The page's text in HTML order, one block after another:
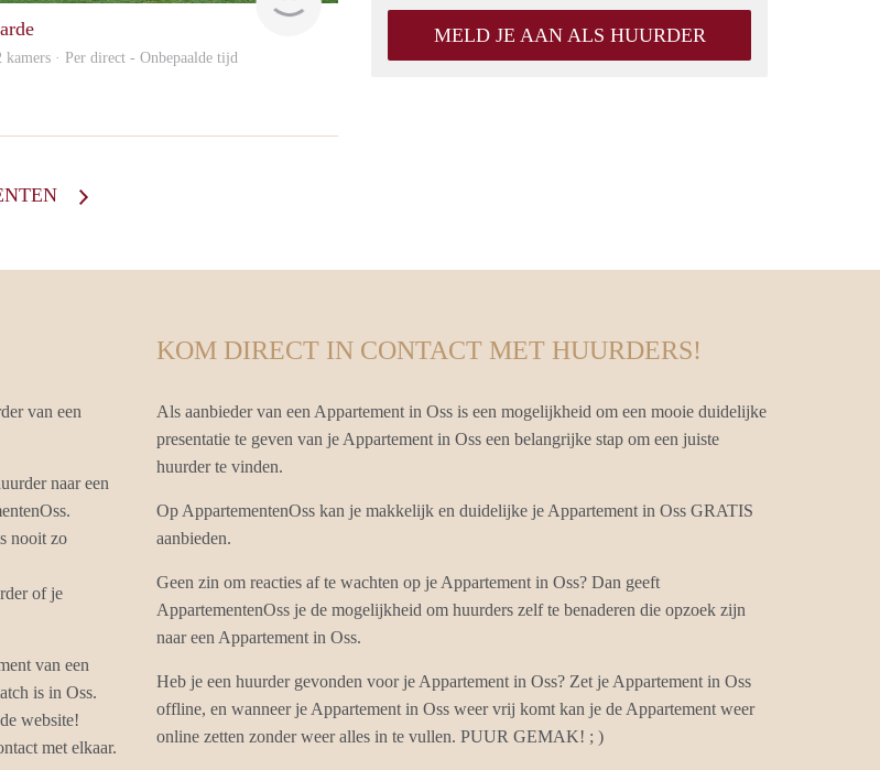
kamers · Per direct - Onbepaalde tijd
MELD JE AAN ALS HUURDER
van een
naar een
nooit zo
of je
van een
is in Oss.
website!
met elkaar.
KOM DIRECT IN CONTACT MET HUURDERS!
Als aanbieder van een Appartement in Oss is een mogelijkheid om een mooie duidelijke
presentatie te geven van je Appartement in Oss een belangrijke stap om een juiste
huurder te vinden.
Op AppartementenOss kan je makkelijk en duidelijke je Appartement in Oss GRATIS
aanbieden.
Geen zin om reacties af te wachten op je Appartement in Oss? Dan geeft
AppartementenOss je de mogelijkheid om huurders zelf te benaderen die opzoek zijn
naar een Appartement in Oss.
Heb je een huurder gevonden voor je Appartement in Oss? Zet je Appartement in Oss
offline, en wanneer je Appartement in Oss weer vrij komt kan je de Appartement weer
online zetten zonder weer alles in te vullen. PUUR GEMAK! ; )